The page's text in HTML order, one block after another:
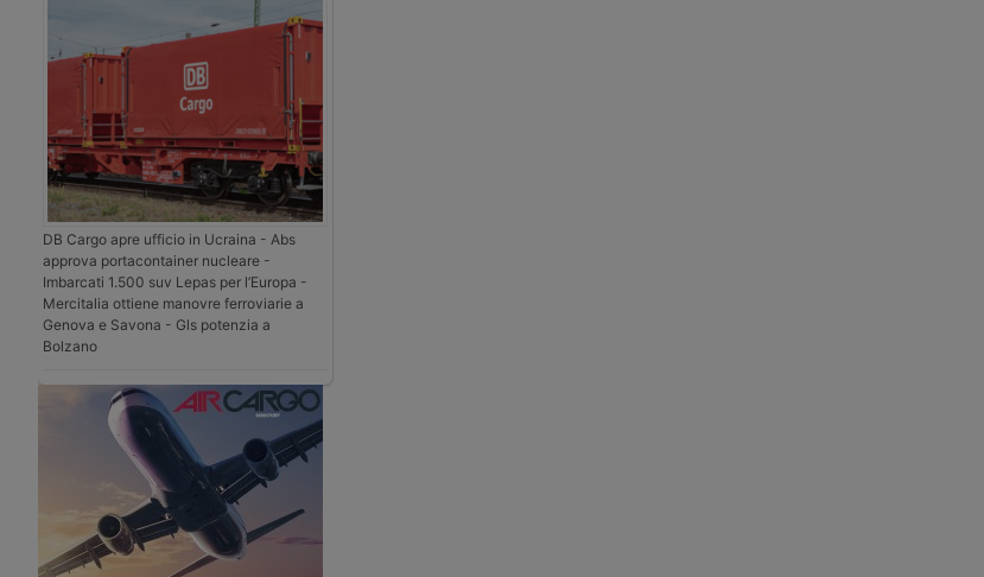
DB Cargo apre ufficio in Ucraina - Abs
approva portacontainer nucleare -
Imbarcati 1.500 suv Lepas per l’Europa -
Mercitalia ottiene manovre ferroviarie a
Genova e Savona - Gls potenzia a
Bolzano